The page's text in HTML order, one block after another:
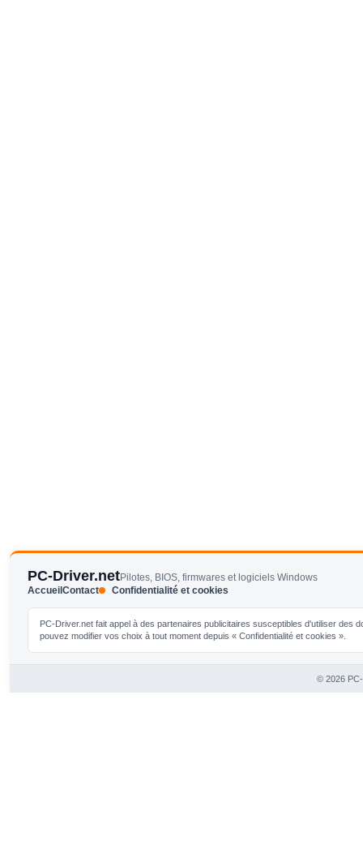
PC-Driver.netPilotes, BIOS, firmwares et logiciels Windows
AccueilContact Confidentialité et cookies
PC-Driver.net fait appel à des partenaires publicitaires susceptibles d'utiliser
pouvez modifier vos choix à tout moment depuis « Confidentialité et cookies ».
© 2026